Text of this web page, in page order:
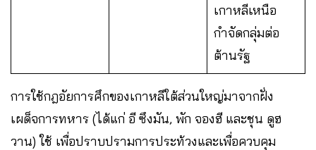
เกาหลีเหนือ
กำจัดกลุ่มต่อ
ต้านรัฐ
การใช้กฎอัยการศึกของเกาหลีใต้ส่วนใหญ่มาจากฝั่ง
เผด็จการทหาร (ได้แก่ อี ซึงมัน, พัก จองฮี และชุน ดูฮ
วาน) ใช้ เพื่อปราบปรามการประท้วงและเพื่อควบคุม